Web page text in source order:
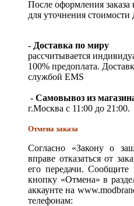
После оформления
для уточнения стоимости
- Доставка по миру
рассчитывается
100% предоплата.
службой EMS
- Самовывоз из
г.Москва с 11:00 до 21:00.
Отмена заказа
Согласно «Закону о
вправе отказаться от
его передачи.
кнопку «Отмена» в
аккаунте на
телефонам: